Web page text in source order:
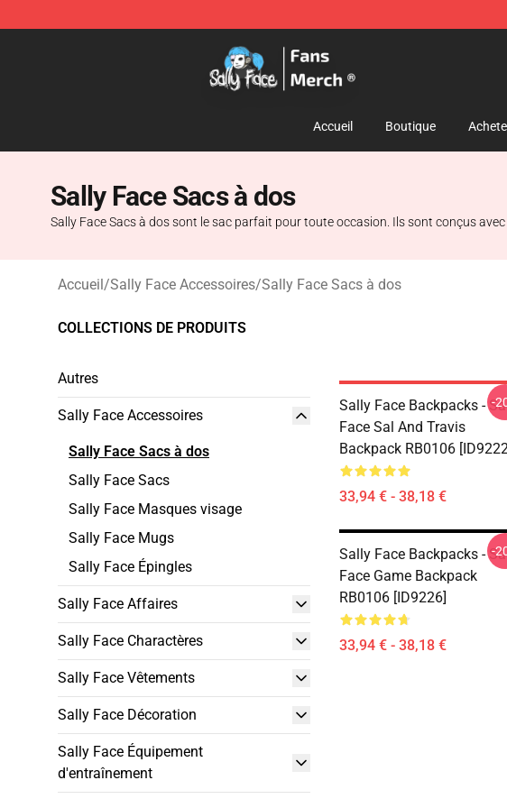
Sally Face Store - Official Sally Face Merchandise Shop
Accueil Boutique
Sally Face Sacs à dos
Sally Face Sacs à dos sont le sac parfait pour toute occasion. Ils sont conçus
Accueil/Sally Face Accessoires/Sally Face Sacs à dos
COLLECTIONS DE PRODUITS
Autres
Sally Face Accessoires
Sally Face Sacs à dos
Sally Face Sacs
Sally Face Masques visage
Sally Face Mugs
Sally Face Épingles
Sally Face Affaires
Sally Face Charactères
Sally Face Vêtements
Sally Face Décoration
Sally Face Équipement
d'entraînement
Sally Face Backpacks -
Face Sal And Travis
Backpack RB0106
33,94 € - 38,18 €
-
Sally Face Backpacks -
Face Game Backpack
RB0106 [ID9226]
33,94 € - 38,18 €
-